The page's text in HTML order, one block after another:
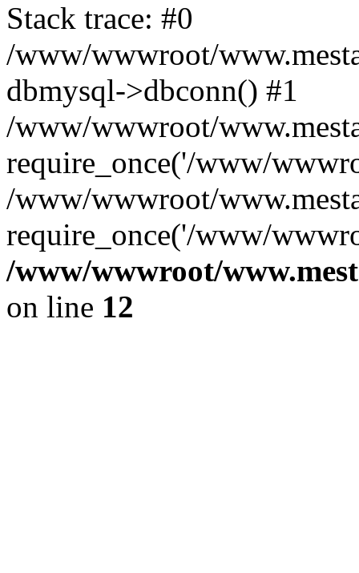
Stack trace: #0
/www/wwwroot/
dbmysql->dbconn() #1
/www/wwwroot/
require_once('/www/
/www/wwwroot/
require_once('/www/
/www/wwwroot/
on line 12